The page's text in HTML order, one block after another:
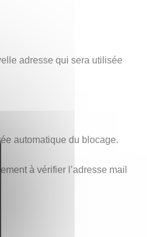
adresse qui sera utilisée
automatique du blocage.
à vérifier l’adresse mail